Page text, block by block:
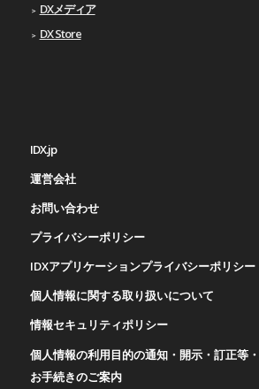
DXメディア
DX Store
IDX.jp
運営会社
お問い合わせ
プライバシーポリシー
IDXアプリケーションプライバシーポリシー
個人情報に関する取り扱いについて
情報セキュリティポリシー
個人情報の利用目的の通知・開示・訂正等
お手続きのご案内